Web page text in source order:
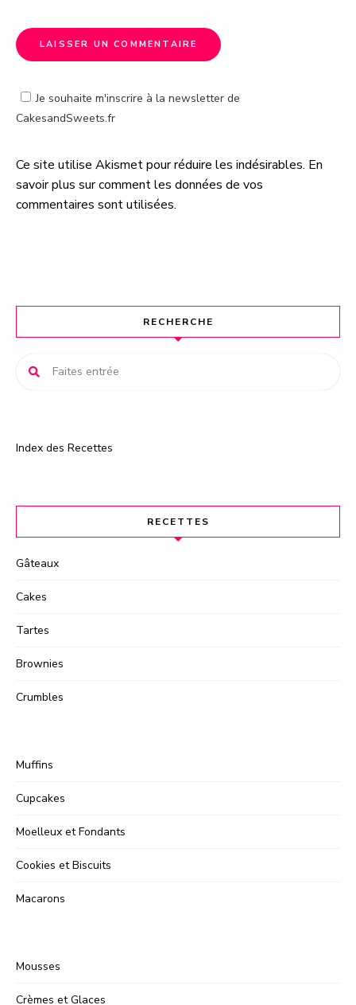
Je souhaite m'inscrire à la newsletter de
CakesandSweets.fr
A
l
t
t
Ce site utilise Akismet pour réduire les indésirables. En
savoir plus sur comment les données de vos
commentaires sont utilisées.
RECHERCHE
Index des Recettes
RECETTES
Gâteaux
Cakes
Tartes
Brownies
Crumbles
Muffins
Cupcakes
Moelleux et Fondants
Cookies et Biscuits
Macarons
Mousses
Crèmes et Glaces